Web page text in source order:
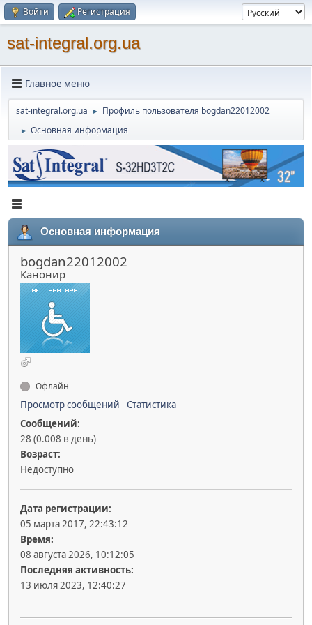
Войти Регистрация
sat-integral.org.ua
Главное меню
sat-integral.org.ua ► Профиль пользователя bogdan22012002
► Основная информация
Основная информация
bogdan22012002
Канонир
Офлайн
Просмотр сообщений
Статистика
Сообщений:
28 (0.008 в день)
Возраст:
Недоступно
Дата регистрации:
05 марта 2017, 22:43:12
Время:
08 августа 2026, 10:12:05
Последняя активность:
13 июля 2023, 12:40:27